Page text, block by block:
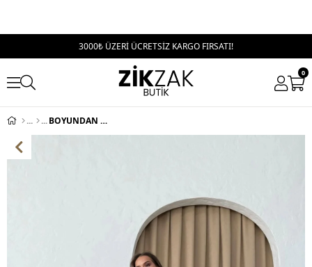
3000₺ ÜZERİ ÜCRETSİZ KARGO FIRSATI!
0
BOYUNDAN BAĞLAMALI ASİMETRİK DETAY BLUZ VE PANTOLON YIRTMAÇLIKETEN İKİLİ TAKIM PEMBE